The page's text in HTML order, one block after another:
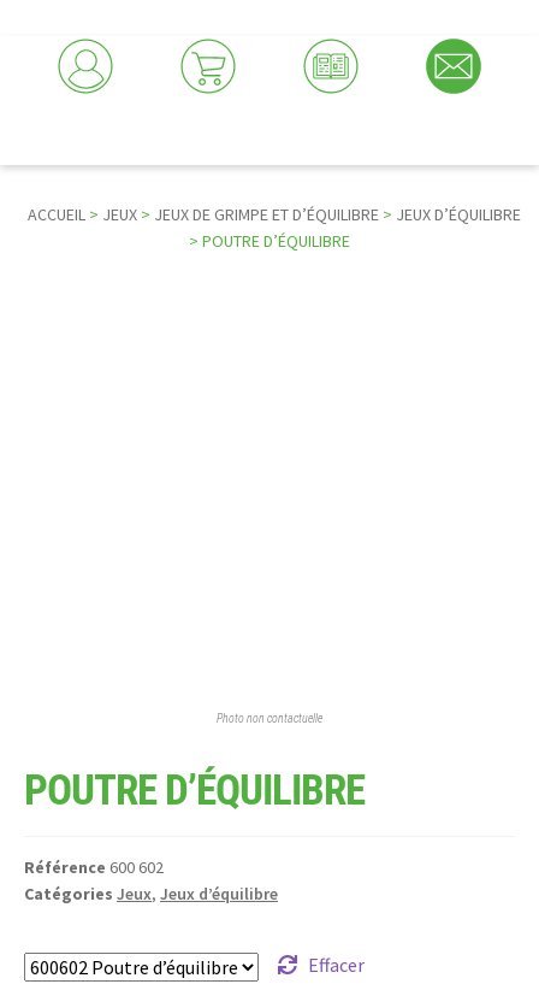
ACCUEIL> JEUX> JEUX DE GRIMPE ET D’ÉQUILIBRE> JEUX D’ÉQUILIBRE
> POUTRE D’ÉQUILIBRE
Photo non contactuelle
POUTRE D’ÉQUILIBRE
Référence 600 602
Catégories Jeux, Jeux d’équilibre
Effacer